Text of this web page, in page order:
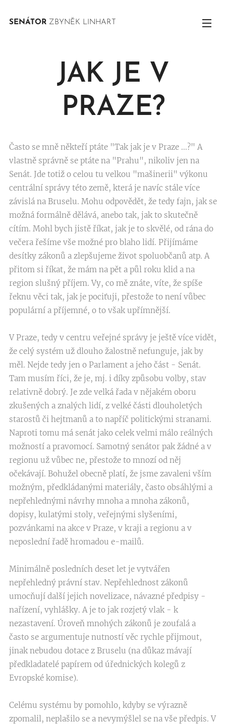
SENÁTOR ZBYNĚK LINHART
JAK JE V
PRAZE?
Často se mně někteří ptáte "Tak jak je v Praze ...?" A
vlastně správně se ptáte na "Prahu", nikoliv jen na
Senát. Jde totiž o celou tu velkou "mašinerii" výkonu
centrální správy této země, která je navíc stále více
závislá na Bruselu. Mohu odpovědět, že tedy fajn, jak se
možná formálně dělává, anebo tak, jak to skutečně
cítím. Mohl bych jistě říkat, jak je to skvělé, od rána do
večera řešíme vše možné pro blaho lidí. Přijímáme
desítky zákonů a zlepšujeme život spoluobčanů atp. A
přitom si říkat, že mám na pět a půl roku klid a na
region slušný příjem. Vy, co mě znáte, víte, že spíše
řeknu věci tak, jak je pociťuji, přestože to není vůbec
populární a příjemné, o to však upřímnější.
V Praze, tedy v centru veřejné správy je ještě více vidět,
že celý systém už dlouho žalostně nefunguje, jak by
měl. Nejde tedy jen o Parlament a jeho část - Senát.
Tam musím říci, že je, mj. i díky způsobu volby, stav
relativně dobrý. Je zde velká řada v nějakém oboru
zkušených a znalých lidí, z velké části dlouholetých
starostů či hejtmanů a to napříč politickými stranami.
Naproti tomu má senát jako celek velmi málo reálných
možností a pravomocí. Samotný senátor pak žádné a v
regionu už vůbec ne, přestože to mnozí od něj
očekávají. Bohužel obecně platí, že jsme zavaleni vším
možným, předkládanými materiály, často obsáhlými a
nepřehlednými návrhy mnoha a mnoha zákonů,
dopisy, kulatými stoly, veřejnými slyšeními,
pozvánkami na akce v Praze, v kraji a regionu a v
neposlední řadě hromadou e-mailů.
Minimálně posledních deset let je vytvářen
nepřehledný právní stav. Nepřehlednost zákonů
umocňují další jejich novelizace, návazné předpisy -
nařízení, vyhlášky. A je to jak rozjetý vlak - k
nezastavení. Úroveň mnohých zákonů je zoufalá a
často se argumentuje nutností věc rychle přijmout,
jinak nebudou dotace z Bruselu (na důkaz mávají
předkladatelé papírem od úřednických kolegů z
Evropské komise).
Celému systému by pomohlo, kdyby se výrazně
zpomalil, neplašilo se a nevymýšlel se na vše předpis. V